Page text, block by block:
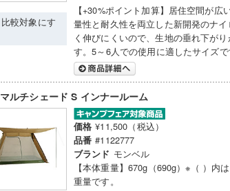
比較対象にす
【+30%ポイント加算】居住空間が広
量性と耐久性を両立した新開発のナイ
く伸びにくいので、生地の垂れ下が
す。5～6人での使用に適したサイズで
マルチシェード S インナールーム
価格 ¥11,500（税込）
品番 #1122777
ブランド モンベル
【本体重量】670g（690g）※（ ）内
重量です。